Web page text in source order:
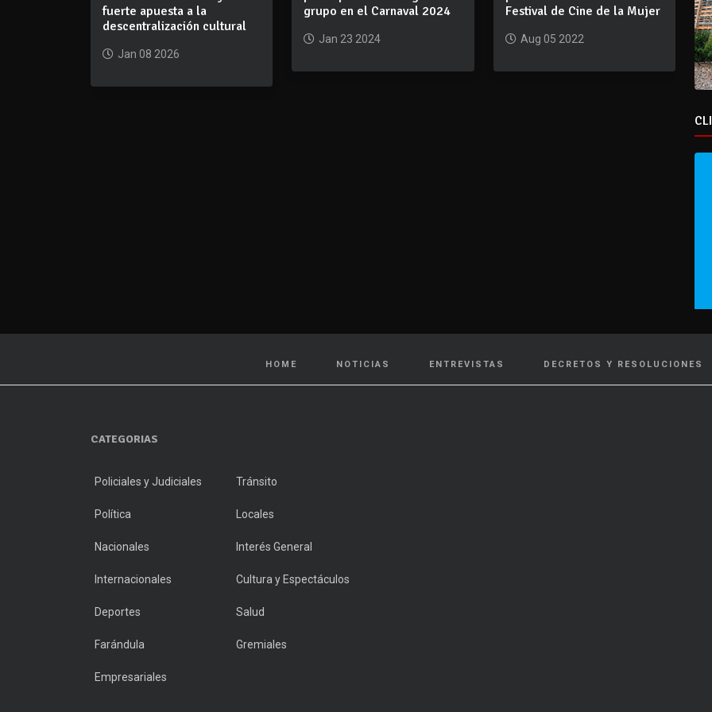
fuerte apuesta a la
descentralización cultural
Jan 08 2026
grupo en el Carnaval 2024
Jan 23 2024
Festival de Cine de la Mujer
Aug 05 2022
HOME NOTICIAS ENTREVISTAS DECRETOS Y RESOLUCIONES
CATEGORIAS
Policiales y Judiciales Tránsito
Política Locales
Nacionales Interés General
Internacionales Cultura y Espectáculos
Deportes Salud
Farándula Gremiales
Empresariales